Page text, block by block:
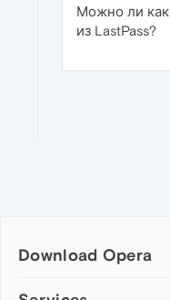
Можно ли
из LastPass?
Download Opera
Computer browsers